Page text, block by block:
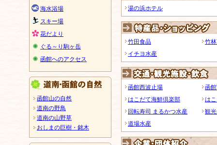
海水浴場
スキー場
花だより
ぐる～り駒ヶ岳
函館へのアクセス
函館山の自然
道南の野鳥
道南の山野草
おしまの巨樹・銘木
湯の浜ホテル
竹田食品
竹
イチヨ水産
函館西波止場
函
はこだて海鮮倶楽部
は
回転寿司 まるかつ水産
観
道場水産